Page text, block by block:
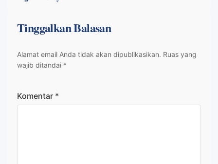
Tinggalkan Balasan
Alamat email Anda tidak akan dipublikasikan. Ruas yang
wajib ditandai *
Komentar *